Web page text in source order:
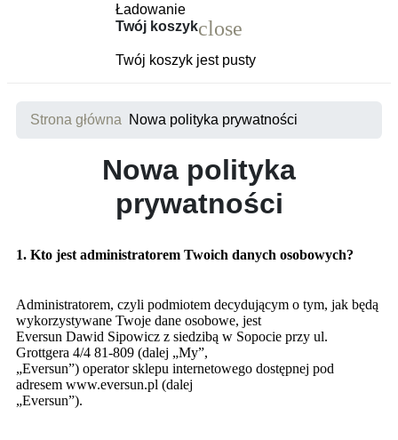
Ładowanie
Twój koszykclose
Twój koszyk jest pusty
Strona główna Nowa polityka prywatności
Nowa polityka
prywatności
1. Kto jest administratorem Twoich danych osobowych?
Administratorem, czyli podmiotem decydującym o tym, jak będą
wykorzystywane Twoje dane osobowe, jest
Eversun Dawid Sipowicz z siedzibą w Sopocie przy ul.
Grottgera 4/4 81-809 (dalej „My”,
„Eversun”) operator sklepu internetowego dostępnej pod
adresem www.eversun.pl (dalej
„Eversun”).